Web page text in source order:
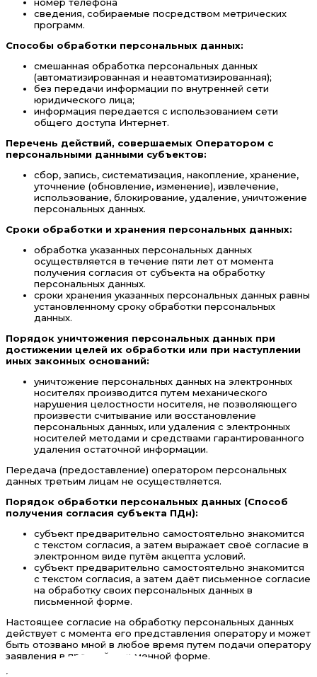
номер телефона
сведения, собираемые посредством метрических
программ.
Способы обработки персональных данных:
смешанная обработка персональных данных
(автоматизированная и неавтоматизированная);
без передачи информации по внутренней сети
юридического лица;
информация передается с использованием сети
общего доступа Интернет.
Перечень действий, совершаемых Оператором с
персональными данными субъектов:
сбор, запись, систематизация, накопление, хранение,
уточнение (обновление, изменение), извлечение,
использование, блокирование, удаление, уничтожение
персональных данных.
Сроки обработки и хранения персональных данных:
обработка указанных персональных данных
осуществляется в течение пяти лет от момента
получения согласия от субъекта на обработку
персональных данных.
сроки хранения указанных персональных данных равны
установленному сроку обработки персональных
данных.
Порядок уничтожения персональных данных при
достижении целей их обработки или при наступлении
иных законных оснований:
уничтожение персональных данных на электронных
носителях производится путем механического
нарушения целостности носителя, не позволяющего
произвести считывание или восстановление
персональных данных, или удаления с электронных
носителей методами и средствами гарантированного
удаления остаточной информации.
Передача (предоставление) оператором персональных
данных третьим лицам не осуществляется.
Порядок обработки персональных данных (Способ
получения согласия субъекта ПДн):
субъект предварительно самостоятельно знакомится
с текстом согласия, а затем выражает своё согласие в
электронном виде путём акцепта условий.
субъект предварительно самостоятельно знакомится
с текстом согласия, а затем даёт письменное согласие
на обработку своих персональных данных в
письменной форме.
Настоящее согласие на обработку персональных данных
действует с момента его представления оператору и может
быть отозвано мной в любое время путем подачи оператору
заявления в простой письменной форме.